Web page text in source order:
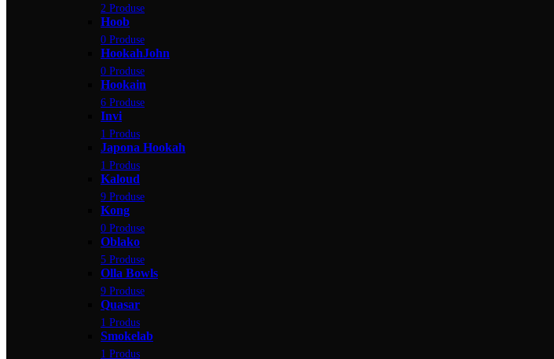
2 Produse
Hoob
0 Produse
HookahJohn
0 Produse
Hookain
6 Produse
Invi
1 Produs
Japona Hookah
1 Produs
Kaloud
9 Produse
Kong
0 Produse
Oblako
5 Produse
Olla Bowls
9 Produse
Quasar
1 Produs
Smokelab
1 Produs